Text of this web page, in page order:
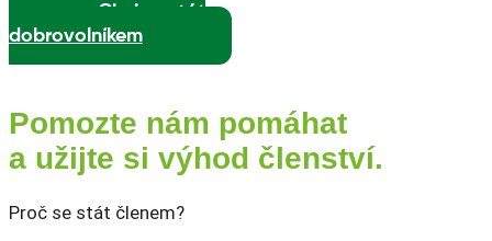
Chci se stát
dobrovolníkem
Pomozte nám pomáhat
a užijte si výhod členství.
Proč se stát členem?